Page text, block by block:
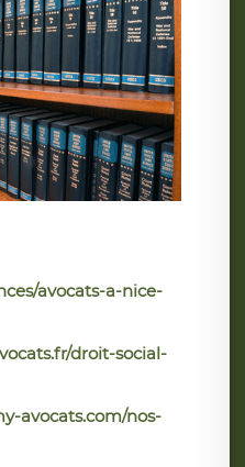
avocats-a-nice-
droit-social-
avocats.com/nos-